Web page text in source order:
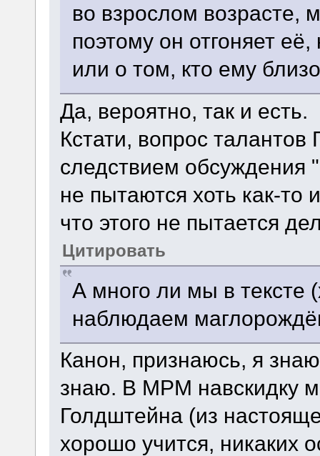
во взрослом возрасте,
поэтому он отгоняет
или о том, кто ему
Да, вероятно, так и есть.
Кстати, вопрос
следствием
не пытаются хоть как-
что этого не пытается
Цитировать
А много ли мы в тексте
наблюдаем
Канон, признаюсь, я
знаю. В МРМ навскидку
Голдштейна (из
хорошо учится, никаких